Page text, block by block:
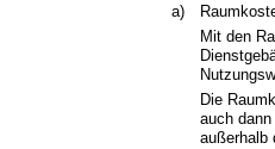
a)
Mit den
Die
auch
außerhalb